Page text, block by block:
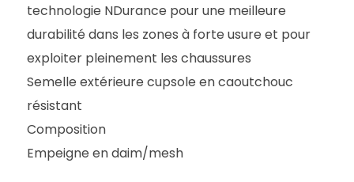
technologie NDurance pour une meilleure
durabilité dans les zones à forte usure et pour
exploiter pleinement les chaussures
Semelle extérieure cupsole en caoutchouc
résistant
Composition
Empeigne en daim/mesh